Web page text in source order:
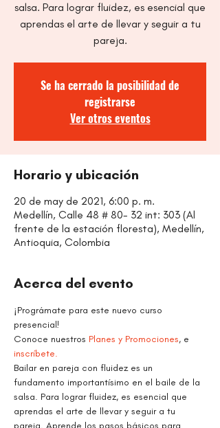
salsa. Para lograr fluidez, es esencial que
aprendas el arte de llevar y seguir a tu
pareja.
Se ha cerrado la posibilidad de
registrarse
Ver otros eventos
Horario y ubicación
20 de may de 2021, 6:00 p. m.
Medellín, Calle 48 # 80- 32 int: 303 (Al
frente de la estación floresta), Medellín,
Antioquia, Colombia
Acerca del evento
¡Prográmate para este nuevo curso
presencial!
Conoce nuestros Planes y Promociones, e
inscríbete.
Bailar en pareja con fluidez es un
fundamento importantísimo en el baile de la
salsa. Para lograr fluidez, es esencial que
aprendas el arte de llevar y seguir a tu
pareja. Aprende los pasos básicos para